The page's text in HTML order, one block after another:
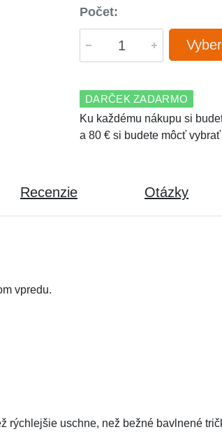
Počet:
DARČEK ZADARMO
Ku každému nákupu si
a 80 € si budete môcť
Recenzie Otázky
vpredu.
rýchlejšie uschne, než bežné bavlnené